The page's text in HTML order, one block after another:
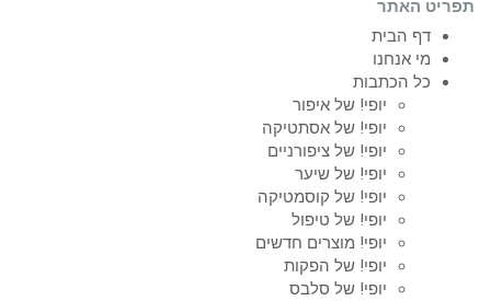
תפריט האתר
דף הבית
מי אנחנו
כל הכתבות
יופי! של איפור
יופי! של אסתטיקה
יופי! של ציפורניים
יופי! של שיער
יופי! של קוסמטיקה
יופי! של טיפול
יופי! מוצרים חדשים
יופי! של הפקות
יופי! של סלבס